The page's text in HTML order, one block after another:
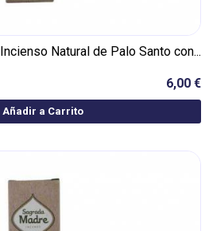
Incienso Natural de Palo Santo con...
6,00 €
Añadir a Carrito